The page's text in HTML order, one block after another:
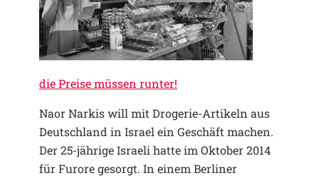
die Preise müssen runter!
Naor Narkis will mit Drogerie-Artikeln aus
Deutschland in Israel ein Geschäft machen.
Der 25-jährige Israeli hatte im Oktober 2014
für Furore gesorgt. In einem Berliner